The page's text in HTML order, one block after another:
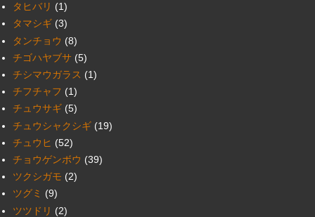
タヒバリ (1)
タマシギ (3)
タンチョウ (8)
チゴハヤブサ (5)
チシマウガラス (1)
チフチャフ (1)
チュウサギ (5)
チュウシャクシギ (19)
チュウヒ (52)
チョウゲンボウ (39)
ツクシガモ (2)
ツグミ (9)
ツツドリ (2)